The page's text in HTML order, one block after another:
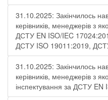
31.10.2025: Закінчилось
керівників, менеджерів з
ДСТУ EN ISO/IEC
ДСТУ ISO 19011:2019,
31.10.2025: Закінчилось
керівників, менеджерів з
інспектування за ДСТУ